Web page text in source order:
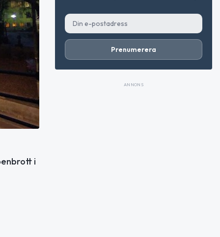
i
Prenumerera
ANNONS